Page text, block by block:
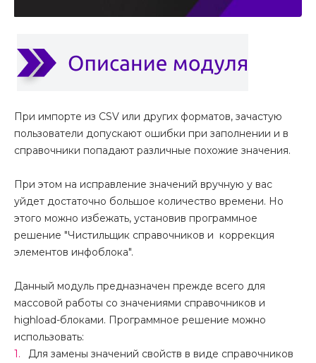
При импорте из CSV или других форматов, зачастую
пользователи допускают ошибки при заполнении и в
справочники попадают различные похожие значения.
При этом на исправление значений вручную у вас
уйдет достаточно большое количество времени. Но
этого можно избежать, установив программное
решение "Чистильщик справочников и коррекция
элементов инфоблока".
Данный модуль предназначен прежде всего для
массовой работы со значениями справочников и
highload-блоками. Программное решение можно
использовать:
Для замены значений свойств в виде справочников